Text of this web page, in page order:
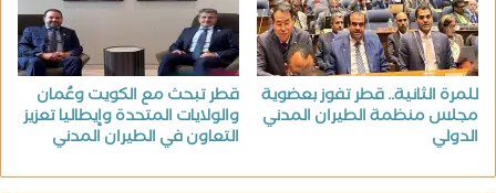
للمرة الثانية.. قطر تفوز بعضوية
مجلس منظمة الطيران المدني
الدولي
قطر تبحث مع الكويت وعُمان
والولايات المتحدة وإيطاليا تعزيز
التعاون في الطيران المدني